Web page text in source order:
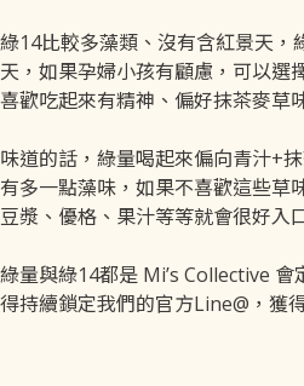
綠14比較多藻類、沒有含紅景天，
天，如果孕婦小孩有顧慮，可以選
喜歡吃起來有精神、偏好抹茶麥草
味道的話，綠量喝起來偏向青汁+
有多一點藻味，如果不喜歡這些草
豆漿、優格、果汁等等就會很好入
綠量與綠14都是 Mi’s Collective
得持續鎖定我們的官方Line@，獲